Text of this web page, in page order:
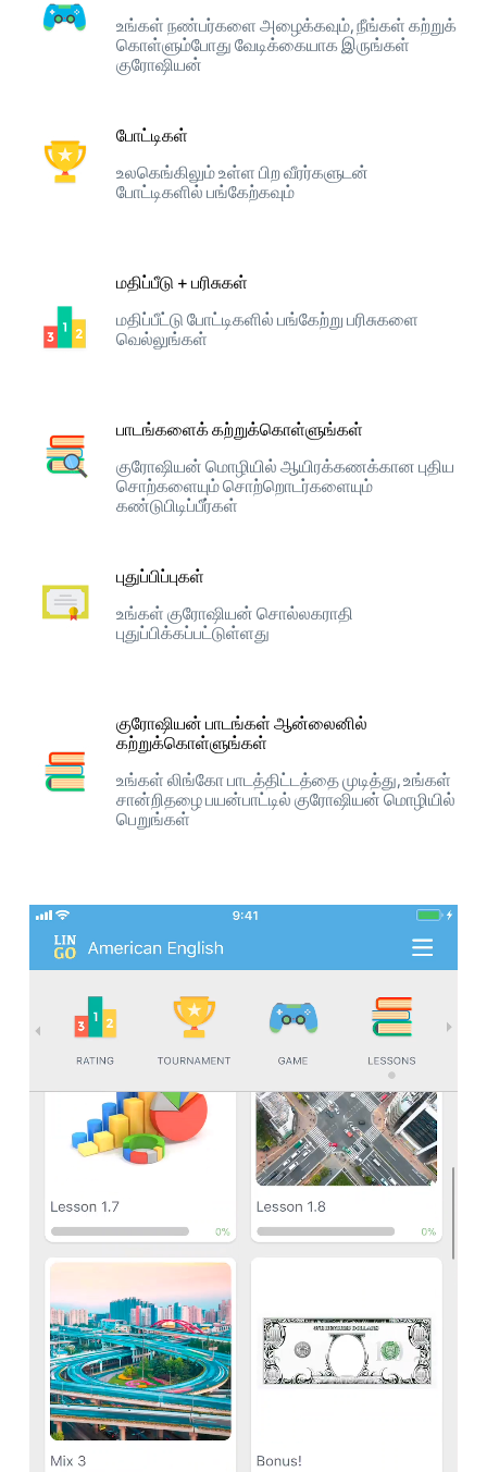
உங்கள் நண்பர்களை அழைக்கவும், நீங்கள் கற்றுக்
கொள்ளும்போது வேடிக்கையாக இருங்கள்
குரோஷியன்
போட்டிகள்
உலகெங்கிலும் உள்ள பிற வீரர்களுடன்
போட்டிகளில் பங்கேற்கவும்
மதிப்பீடு + பரிசுகள்
மதிப்பீட்டு போட்டிகளில் பங்கேற்று பரிசுகளை
வெல்லுங்கள்
பாடங்களைக் கற்றுக்கொள்ளுங்கள்
குரோஷியன் மொழியில் ஆயிரக்கணக்கான புதிய
சொற்களையும் சொற்றொடர்களையும்
கண்டுபிடிப்பீர்கள்
புதுப்பிப்புகள்
உங்கள் குரோஷியன் சொல்லகராதி
புதுப்பிக்கப்பட்டுள்ளது
குரோஷியன் பாடங்கள் ஆன்லைனில்
கற்றுக்கொள்ளுங்கள்
உங்கள் லிங்கோ பாடத்திட்டத்தை முடித்து, உங்கள்
சான்றிதழை பயன்பாட்டில் குரோஷியன் மொழியில்
பெறுங்கள்